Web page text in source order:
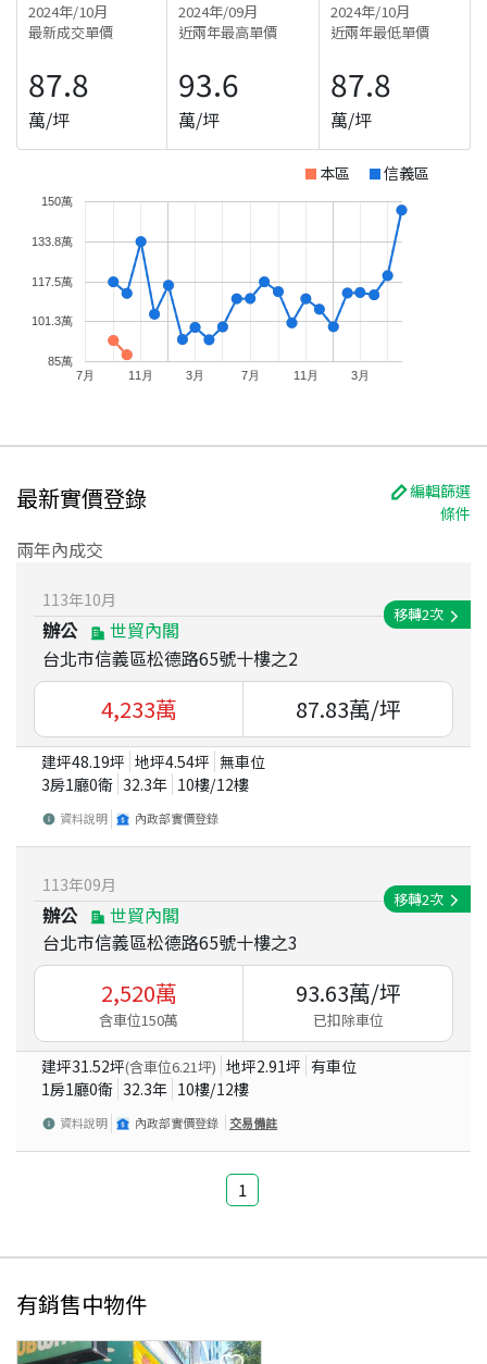
2024年/10月
最新成交單價
87.8
萬/坪
2024年/09月
近兩年最高單價
93.6
萬/坪
2024年/10月
近兩年最低單價
87.8
萬/坪
本區 信義區
7月 11月 3月 7月 11月 3月
85萬
101.3萬
117.5萬
133.8萬
150萬
最新實價登錄
編輯篩選
條件
兩年內成交
113年10月
辦公
世貿內閣
台北市信義區松德路65號十樓之2
移轉2次
4,233萬 87.83萬/坪
建坪48.19坪 地坪4.54坪 無車位
3房1廳0衛 32.3年 10樓/12樓
資料說明 內政部實價登錄
113年09月
辦公
世貿內閣
台北市信義區松德路65號十樓之3
移轉2次
2,520萬
含車位150萬
93.63萬/坪
已扣除車位
建坪31.52坪(含車位6.21坪) 地坪2.91坪 有車位
1房1廳0衛 32.3年 10樓/12樓
資料說明 內政部實價登錄 交易備註
1
有銷售中物件